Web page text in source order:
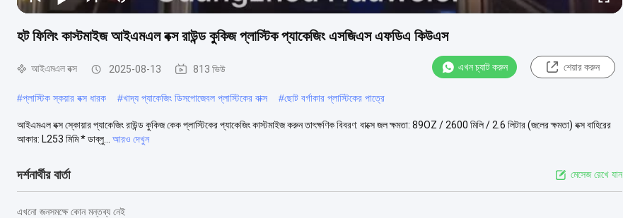
হট ফিলিং কাস্টমাইজ আইএমএল বক্স রাউন্ড কুকিজ প্লাস্টিক প্যাকেজিং এসজিএস এফডিএ কিউএস
আইএমএল বক্স 2025-08-13 813 ভিউ এখন চ্যাট করুন শেয়ার করুন
#প্লাস্টিক স্কয়ার বক্স ধারক #খাদ্য প্যাকেজিং ডিসপোজেবল প্লাস্টিকের বাক্স #ছোট বর্গাকার প্লাস্টিকের পাত্রে
আইএমএল বক্স স্কোয়ার প্যাকেজিং রাউন্ড কুকিজ কেক প্লাস্টিকের প্যাকেজিং কাস্টমাইজ করুন তাৎক্ষণিক বিবরণ: বাক্সে জল ক্ষমতা: 89OZ / 2600 মিলি / 2.6 লিটার (জলের ক্ষমতা) বক্স বাহিরের
আকার: L253 মিমি * ডাব্লু...
আরও দেখুন
দর্শনার্থীর বার্তা মেসেজ রেখে যান
এখনো জনসমক্ষে কোন মন্তব্য নেই